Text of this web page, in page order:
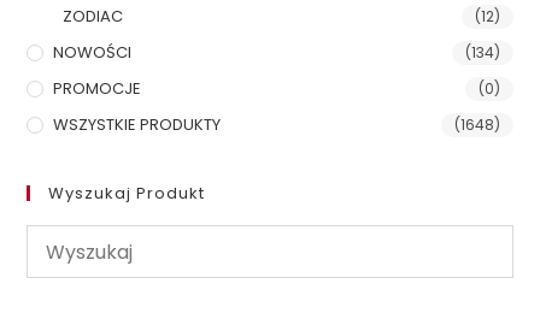
ZODIAC (12)
NOWOŚCI (134)
PROMOCJE (0)
WSZYSTKIE PRODUKTY (1648)
Wyszukaj Produkt